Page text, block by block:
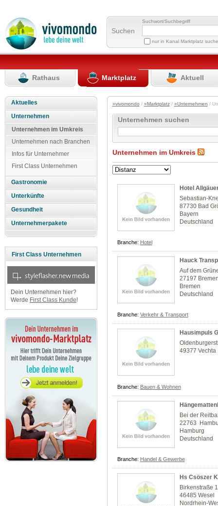
Suchen
Suchwort/Suchbegriff
nur in Kanal Marktplatz
Rathaus Marktplatz Aktuell
Aktuelles
Unternehmen
Unternehmen im Umkreis
Unternehmen nach Branchen
Infos für Unternehmer
First Class Unternehmen
Gastronomie
Unterkünfte
Gesundheit
Unternehmerpakete
First Class Unternehmen
Dein Unternehmen hier?
Werde First Class Kunde!
»vivomondo / »Marktplatz/ »Unternehmen /
Unternehmen suchen
Unternehmen im Umkreis
Hotel
Sebastian-
87730 Bad
Bayern
Deutschland
Branche: Hotel
Hauck
Auf dem
27197
Bremen
Deutschland
Branche: Verkehr & Transport
Hausimpuls
49377 Vechta
Branche: Bauen & Wohnen
Bei der
22763
Hamburg
Deutschland
Branche: Handel & Gewerbe
Hs Csöszer
Birkenstraße
46485 Wesel
Nordrhein-